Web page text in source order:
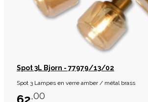
Spot 3L Bjorn - 77979/13/02
Spot 3 Lampes en verre amber / métal brass
,00